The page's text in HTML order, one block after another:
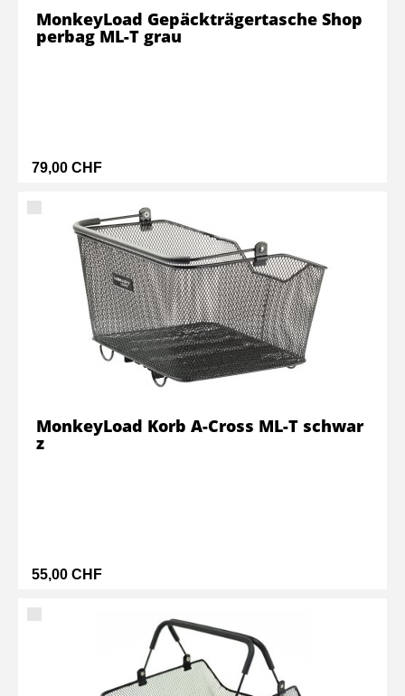
79,00 CHF
MonkeyLoad Gepäckträgertasche Shop
perbag ML-T grau
55,00 CHF
MonkeyLoad Korb A-Cross ML-T schwar
z